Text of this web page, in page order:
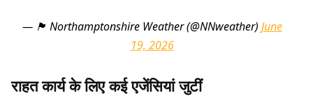
— 🏴󠁧󠁢󠁥󠁮󠁧󠁿 Northamptonshire Weather (@NNweather) June
19, 2026
राहत कार्य के लिए कई एजेंसियां जुटीं